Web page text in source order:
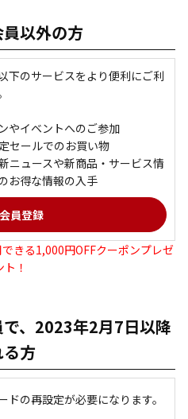
以外の方
下のサービスをより便利にご利
やイベントへのご参加
セールでのお買い物
ニュースや新商品・サービス情
お得な情報の入手
きる1,000円OFFクーポンプレゼ
ト！
、2023年2月7日以降
方
の再設定が必要になります。